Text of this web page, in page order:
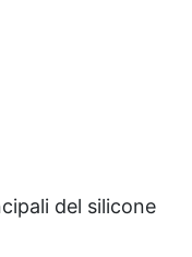
del silicone